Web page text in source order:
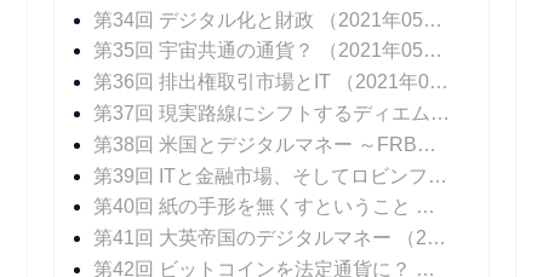
第34回 デジタル化と財政
（2021年05月05日 掲載）
第35回 宇宙共通の通貨？
（2021年05月12日 掲載）
第36回 排出権取引市場とIT
（2021年05月19日 掲載）
第37回 現実路線にシフトするディエム
（2021年
第38回 米国とデジタルマネー ～FRBパウエル議長のメッセージ
第39回 ITと金融市場、そしてロビンフッド
第40回 紙の手形を無くすということ
（2021年06
第41回 大英帝国のデジタルマネー
（2021年06月23日 掲載）
第42回 ビットコインを法定通貨に？
（2021年06